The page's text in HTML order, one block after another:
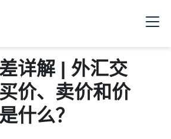
详解 | 外汇交
价、卖价和价
什么？